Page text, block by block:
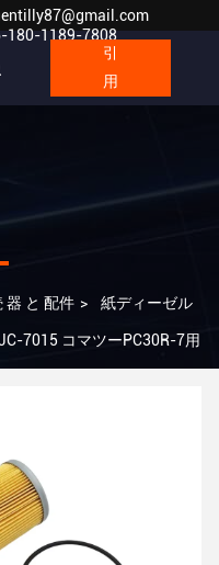
180-1189-7808
引
用
器 と 配件 > 紙ディーゼル
7015 コマツーPC30R-7用